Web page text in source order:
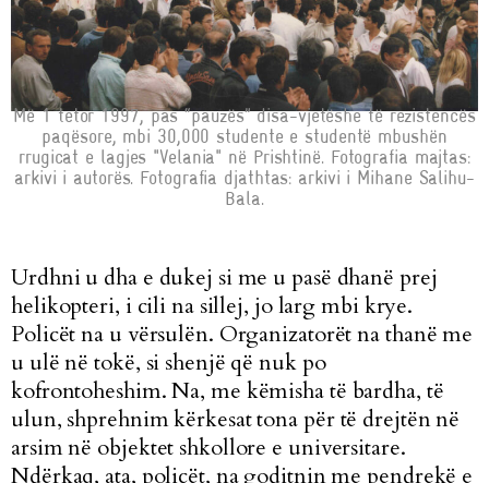
Më 1 tetor 1997, pas “pauzës” disa-vjetëshe të rezistencës
paqësore, mbi 30,000 studente e studentë mbushën
rrugicat e lagjes "Velania" në Prishtinë. Fotografia majtas:
arkivi i autorës. Fotografia djathtas: arkivi i Mihane Salihu-
Bala.
Urdhni u dha e dukej si me u pasë dhanë prej
helikopteri, i cili na sillej, jo larg mbi krye.
Policët na u vërsulën. Organizatorët na thanë me
u ulë në tokë, si shenjë që nuk po
kofrontoheshim. Na, me këmisha të bardha, të
ulun, shprehnim kërkesat tona për të drejtën në
arsim në objektet shkollore e universitare.
Ndërkaq, ata, policët, na goditnin me pendrekë e